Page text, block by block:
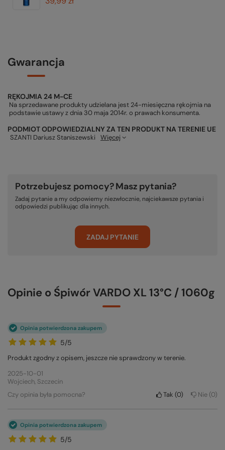
Gwarancja
RĘKOJMIA 24 M-CE
Na sprzedawane produkty udzielana jest 24-miesięczna rękojmia na
podstawie ustawy z dnia 30 maja 2014r. o prawach konsumenta.
PODMIOT ODPOWIEDZIALNY ZA TEN PRODUKT NA TERENIE UE
SZANTI Dariusz Staniszewski Więcej
Potrzebujesz pomocy? Masz pytania?
Zadaj pytanie a my odpowiemy niezwłocznie, najciekawsze pytania i
odpowiedzi publikując dla innych.
ZADAJ PYTANIE
Opinie o Śpiwór VARDO XL 13°C / 1060g
5/5
Opinia potwierdzona zakupem
Produkt zgodny z opisem, jeszcze nie sprawdzony w terenie.
2025-10-01
Wojciech, Szczecin
Czy opinia była pomocna?
Tak 0 Nie 0
5/5
Opinia potwierdzona zakupem